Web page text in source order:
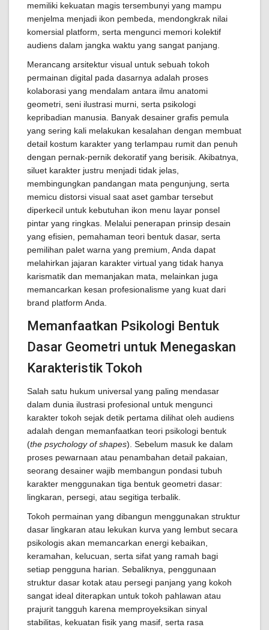
memiliki kekuatan magis tersembunyi yang mampu
menjelma menjadi ikon pembeda, mendongkrak nilai
komersial platform, serta mengunci memori kolektif
audiens dalam jangka waktu yang sangat panjang.
Merancang arsitektur visual untuk sebuah tokoh
permainan digital pada dasarnya adalah proses
kolaborasi yang mendalam antara ilmu anatomi
geometri, seni ilustrasi murni, serta psikologi
kepribadian manusia. Banyak desainer grafis pemula
yang sering kali melakukan kesalahan dengan membuat
detail kostum karakter yang terlampau rumit dan penuh
dengan pernak-pernik dekoratif yang berisik. Akibatnya,
siluet karakter justru menjadi tidak jelas,
membingungkan pandangan mata pengunjung, serta
memicu distorsi visual saat aset gambar tersebut
diperkecil untuk kebutuhan ikon menu layar ponsel
pintar yang ringkas. Melalui penerapan prinsip desain
yang efisien, pemahaman teori bentuk dasar, serta
pemilihan palet warna yang premium, Anda dapat
melahirkan jajaran karakter virtual yang tidak hanya
karismatik dan memanjakan mata, melainkan juga
memancarkan kesan profesionalisme yang kuat dari
brand platform Anda.
Memanfaatkan Psikologi Bentuk
Dasar Geometri untuk Menegaskan
Karakteristik Tokoh
Salah satu hukum universal yang paling mendasar
dalam dunia ilustrasi profesional untuk mengunci
karakter tokoh sejak detik pertama dilihat oleh audiens
adalah dengan memanfaatkan teori psikologi bentuk
(the psychology of shapes). Sebelum masuk ke dalam
proses pewarnaan atau penambahan detail pakaian,
seorang desainer wajib membangun pondasi tubuh
karakter menggunakan tiga bentuk geometri dasar:
lingkaran, persegi, atau segitiga terbalik.
Tokoh permainan yang dibangun menggunakan struktur
dasar lingkaran atau lekukan kurva yang lembut secara
psikologis akan memancarkan energi kebaikan,
keramahan, kelucuan, serta sifat yang ramah bagi
setiap pengguna harian. Sebaliknya, penggunaan
struktur dasar kotak atau persegi panjang yang kokoh
sangat ideal diterapkan untuk tokoh pahlawan atau
prajurit tangguh karena memproyeksikan sinyal
stabilitas, kekuatan fisik yang masif, serta rasa